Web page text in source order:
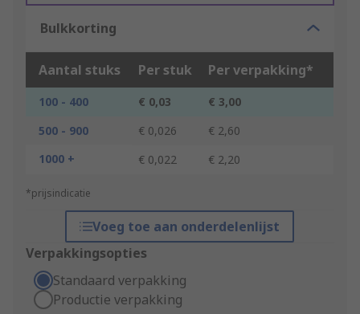
Bulkkorting
Aantal stuks Per stuk Per verpakking*
100 - 400 € 0,03
€ 3,00
500 - 900
€ 0,026
€ 2,60
1000 +
€ 0,022 € 2,20
*prijsindicatie
Voeg toe aan onderdelenlijst
Verpakkingsopties
Standaard verpakking
Productie verpakking